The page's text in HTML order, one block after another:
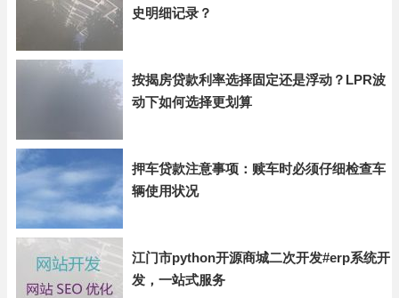
史明细记录？
按揭房贷款利率选择固定还是浮动？LPR波
动下如何选择更划算
押车贷款注意事项：赎车时必须仔细检查车
辆使用状况
江门市python开源商城二次开发#erp系统开
发，一站式服务